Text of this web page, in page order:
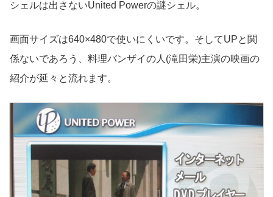
シェルは出さないUnited Powerの謎シェル。
画面サイズは640×480で使いにくいです。そしてUPと関
係ないであろう、料理バンザイの人(滝田栄)主演の映画の
紹介が延々と流れます。